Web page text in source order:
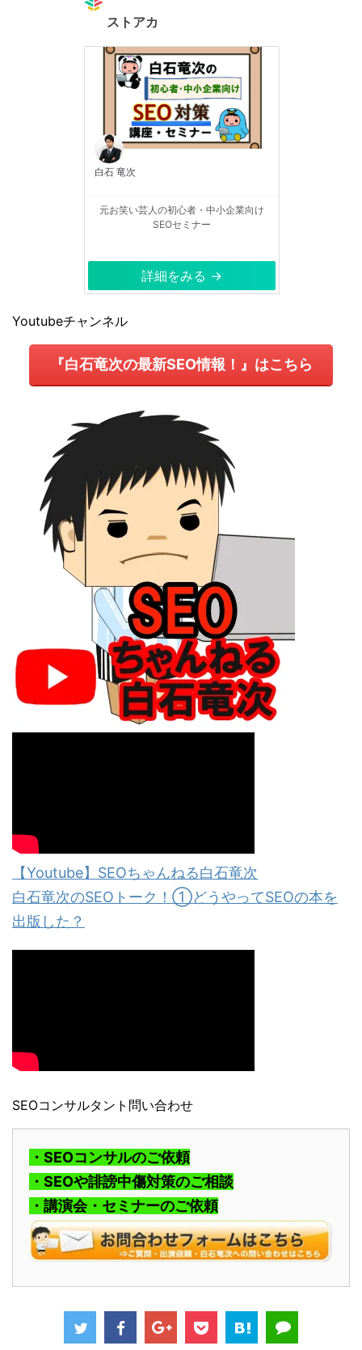
ストアカ
白石 竜次
元お笑い芸人の初心者・中小企業向け
SEOセミナー
詳細をみる →
Youtubeチャンネル
『白石竜次の最新SEO情報！』はこちら
【Youtube】SEOちゃんねる白石竜次
白石竜次のSEOトーク！①どうやってSEOの本を
出版した？
SEOコンサルタント問い合わせ
・SEOコンサルのご依頼
・SEOや誹謗中傷対策のご相談
・講演会・セミナーのご依頼